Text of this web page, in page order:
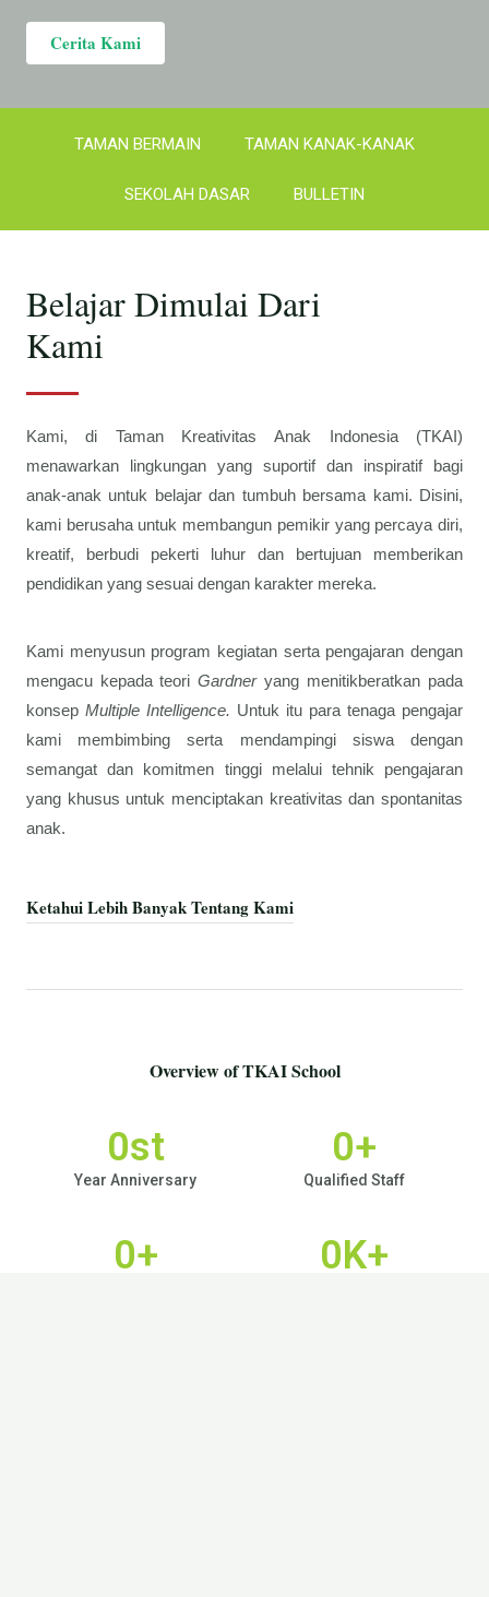
Cerita Kami
TAMAN BERMAIN TAMAN KANAK-KANAK
SEKOLAH DASAR BULLETIN
Belajar Dimulai Dari
Kami
Kami, di Taman Kreativitas Anak Indonesia (TKAI)
menawarkan lingkungan yang suportif dan inspiratif bagi
anak-anak untuk belajar dan tumbuh bersama kami. Disini,
kami berusaha untuk membangun pemikir yang percaya diri,
kreatif, berbudi pekerti luhur dan bertujuan memberikan
pendidikan yang sesuai dengan karakter mereka.
Kami menyusun program kegiatan serta pengajaran dengan
mengacu kepada teori Gardneryang menitikberatkan pada
konsep Multiple Intelligence. Untuk itu para tenaga pengajar
kami membimbing serta mendampingi siswa dengan
semangat dan komitmen tinggi melalui tehnik pengajaran
yang khusus untuk menciptakan kreativitas dan spontanitas
anak.
Ketahui Lebih Banyak Tentang Kami
Overview of TKAI School
0st
Year Anniversary
0+
Qualified Staff
0+ 0K+